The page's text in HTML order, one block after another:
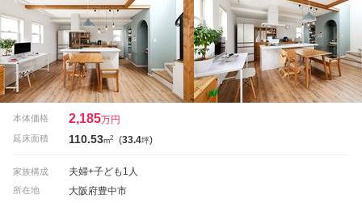
本体価格 2,185万円
延床面積 110.53m2 (33.4坪)
家族構成 夫婦+子ども1人
所在地 大阪府豊中市